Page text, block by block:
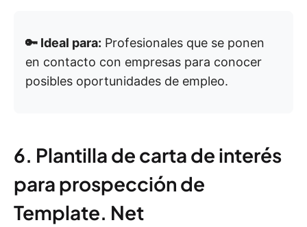
🔑 Ideal para: Profesionales que se ponen
en contacto con empresas para conocer
posibles oportunidades de empleo.
6. Plantilla de carta de interés
para prospección de
Template. Net